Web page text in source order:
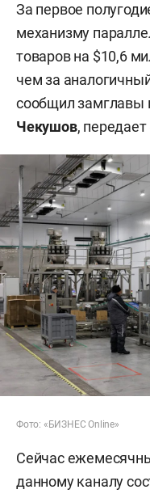
За первое
механизму
товаров на $10,6
чем за
сообщил замглавы
Чекушов, передает
Фото: «БИЗНЕС Online»
Сейчас
данному каналу